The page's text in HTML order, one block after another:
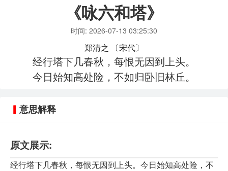
《咏六和塔》
时间: 2026-07-13 03:25:30
郑清之 〔宋代〕
经行塔下几春秋，每恨无因到上头。
今日始知高处险，不如归卧旧林丘。
意思解释
原文展示:
经行塔下几春秋，每恨无因到上头。今日始知高处险，不